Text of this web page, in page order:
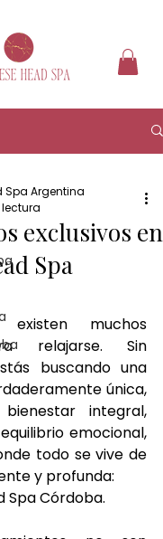
exclusivos en
Spa
Spa Argentina
muchos
relajarse. Sin
buscando una
única,
integral,
emocional,
todo se vive de
y profunda:
Spa Córdoba.